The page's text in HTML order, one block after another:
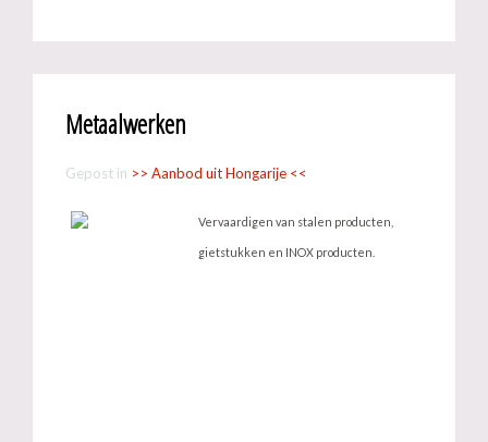
Metaalwerken
Gepost in >> Aanbod uit Hongarije <<
Vervaardigen van stalen producten,
gietstukken en INOX producten.